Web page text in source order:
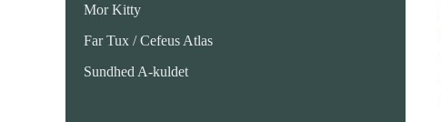
Mor Kitty
Far Tux / Cefeus Atlas
Sundhed A-kuldet